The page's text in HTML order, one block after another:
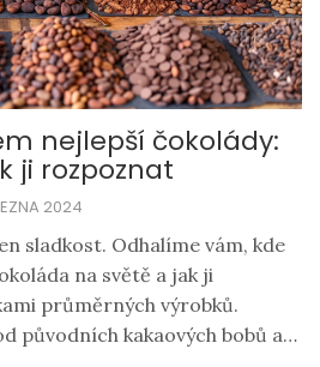
nejlepší čokolády:
ji rozpoznat
2024
sladkost. Odhalíme vám, kde
na světě a jak ji
průměrných výrobků.
původních kakaových bobů až